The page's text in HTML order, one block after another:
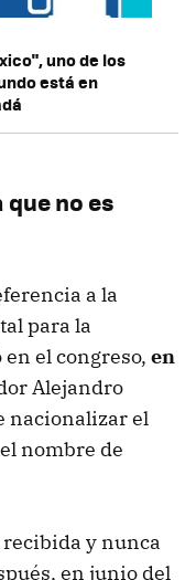
uno de los
está en
no es
a la
para la
el congreso, en
Alejandro
nacionalizar el
nombre de
y nunca
en junio del